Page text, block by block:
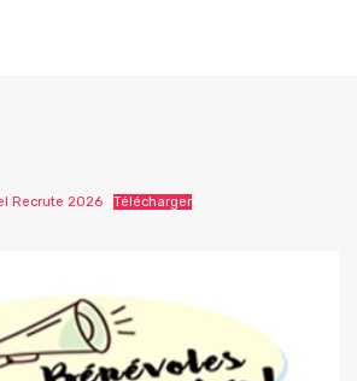
Recrute 2026 Télécharger